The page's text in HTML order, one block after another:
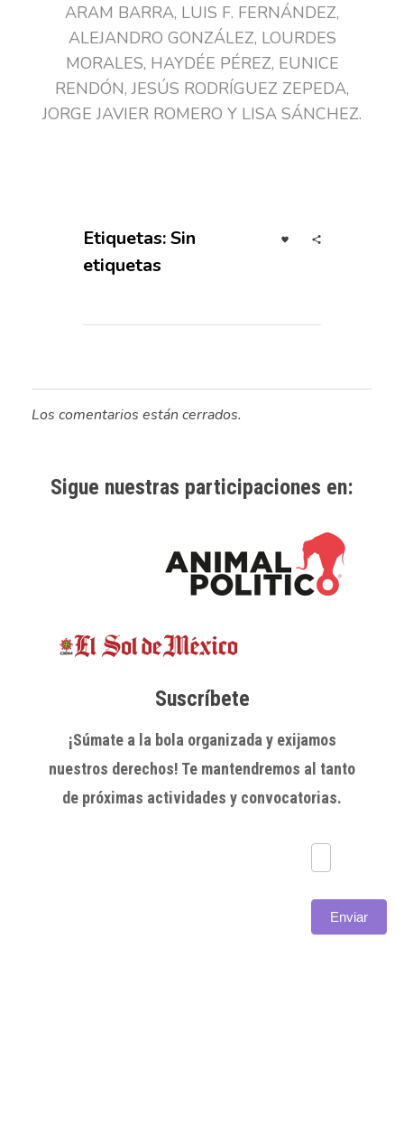
ARAM BARRA, LUIS F. FERNÁNDEZ,
ALEJANDRO GONZÁLEZ, LOURDES
MORALES, HAYDÉE PÉREZ, EUNICE
RENDÓN, JESÚS RODRÍGUEZ ZEPEDA,
JORGE JAVIER ROMERO Y LISA SÁNCHEZ.
Etiquetas: Sin
etiquetas
Los comentarios están cerrados.
Sigue nuestras participaciones en:
Suscríbete
¡Súmate a la bola organizada y exijamos
nuestros derechos! Te mantendremos al tanto
de próximas actividades y convocatorias.
Subscríbete
Enviar